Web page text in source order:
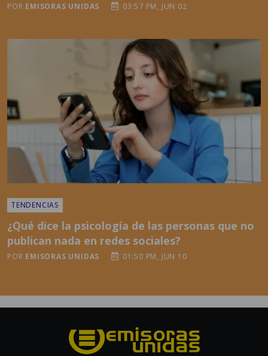
POR EMISORAS UNIDAS 03:57 PM, JUN 02
TENDENCIAS
¿Qué dice la psicología de las personas que no
publican nada en redes sociales?
POR EMISORAS UNIDAS 01:50 PM, JUN 10